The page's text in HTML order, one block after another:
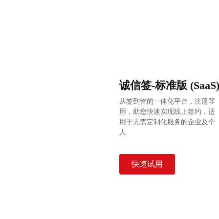
诚信签-标准版
从签到管的一体化平台，注册即
用，助您快速实现线上签约，适
用于无需定制化服务的企业及个
人
快速试用